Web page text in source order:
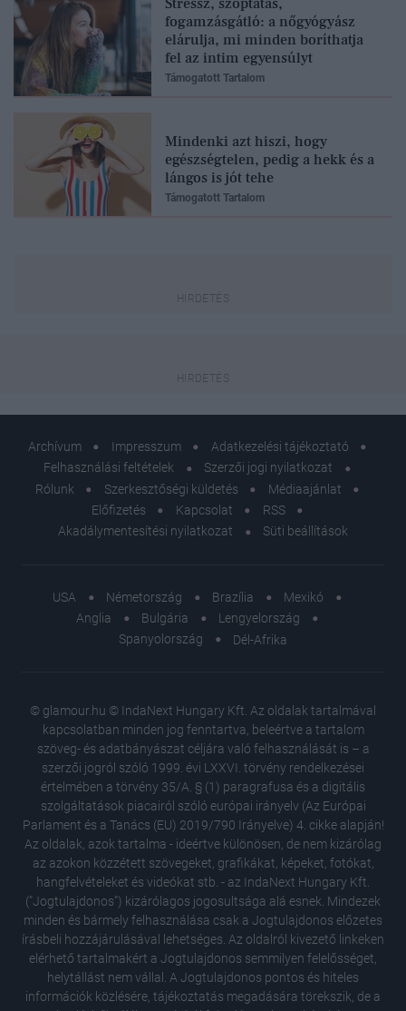
Nem
élet
Stressz, szoptatás,
fogamzásgátló: a nőgyógyász
elárulja, mi minden boríthatja
fel az intim egyensúlyt
Támogatott Tartalom
Mindenki azt hiszi, hogy
egészségtelen, pedig a hekk és a
lángos is jót tehe
Támogatott Tartalom
Archívum Impresszum
Adatkezelési tájékoztató
Felhasználási feltételek
Szerzői jogi nyilatkozat
Rólunk
Szerkesztőségi küldetés
Médiaajánlat
Előfizetés
Kapcsolat
RSS
Akadálymentesítési nyilatkozat
Süti beállítások
USA Németország Brazília
Mexikó
Anglia
Bulgária
Lengyelország
Spanyolország
Dél-Afrika
© glamour.hu © IndaNext Hungary Kft. Az oldalak tartalmával
kapcsolatban minden jog fenntartva, beleértve a tartalom
szöveg- és adatbányászat céljára való felhasználását is – a
szerzői jogról szóló 1999. évi LXXVI. törvény rendelkezései
értelmében a törvény 35/A. § (1) paragrafusa és a digitális
szolgáltatások piacairól szóló európai irányelv (Az Európai
Parlament és a Tanács (EU) 2019/790 Irányelve) 4. cikke alapján!
Az oldalak, azok tartalma - ideértve különösen, de nem kizárólag
az azokon közzétett szövegeket, grafikákat, képeket, fotókat,
hangfelvételeket és videókat stb. - az IndaNext Hungary Kft.
("Jogtulajdonos") kizárólagos jogosultsága alá esnek. Mindezek
minden és bármely felhasználása csak a Jogtulajdonos előzetes
írásbeli hozzájárulásával lehetséges. Az oldalról kivezető linkeken
elérhető tartalmakért a Jogtulajdonos semmilyen felelősséget,
helytállást nem vállal. A Jogtulajdonos pontos és hiteles
információk közlésére, tájékoztatás megadására törekszik, de a